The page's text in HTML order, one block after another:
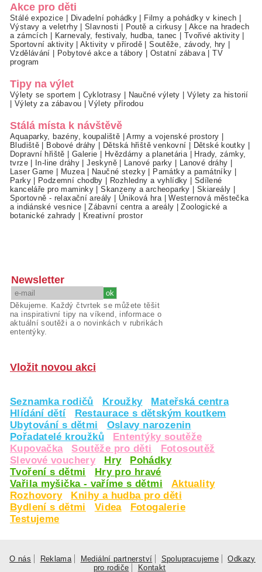
Akce pro děti
Stálé expozice | Divadelní pohádky | Filmy a pohádky v kinech |
Výstavy a veletrhy|Slavnosti | Poutě a cirkusy | Akce na hradech
a zámcích | Karnevaly, festivaly, hudba, tanec | Tvořivé aktivity |
Sportovní aktivity|Aktivity v přírodě |Soutěže, závody, hry |
Vzdělávání | Pobytové akce a tábory | Ostatní zábava |TV
program
Tipy na výlet
Výlety se sportem | Cyklotrasy | Naučné výlety | Výlety za historií
| Výlety za zábavou |Výlety přírodou
Stálá místa k návštěvě
Aquaparky, bazény, koupaliště |Army a vojenské prostory |
Bludiště | Bobové dráhy | Dětská hřiště venkovní | Dětské koutky |
Dopravní hřiště | Galerie | Hvězdárny a planetária | Hrady, zámky,
tvrze| In-line dráhy |Jeskyně| Lanové parky | Lanové dráhy |
Laser Game | Muzea| Naučné stezky | Památky a památníky |
Parky| Podzemní chodby | Rozhledny a vyhlídky | Sdílené
kanceláře pro maminky |Skanzeny a archeoparky | Skiareály |
Sportovně - relaxační areály | Úniková hra |Westernová městečka
a indiánské vesnice |Zábavní centra a areály |Zoologické a
botanické zahrady | Kreativní prostor
Newsletter
Děkujeme. Každý čtvrtek se můžete těšit
na inspirativní tipy na víkend, informace o
aktuální soutěži a o novinkách v rubrikách
ententýky.
Vložit novou akci
Seznamka rodičů Kroužky
Mateřská centra
Hlídání dětí
Restaurace s dětským koutkem
Ubytování s dětmi
Oslavy narozenin
Pořadatelé kroužků
Ententýky soutěže
Kupovačka
Soutěže pro děti
Fotosoutěž
Slevové vouchery
Hry
Pohádky
Tvoření s dětmi
Hry pro hravé
Vařila myšička - vaříme s dětmi
Aktuality
Rozhovory
Knihy a hudba pro děti
Bydlení s dětmi
Videa
Fotogalerie
Testujeme
O nás Reklama Mediální partnerství Spolupracujeme
Odkazy
pro rodiče
Kontakt